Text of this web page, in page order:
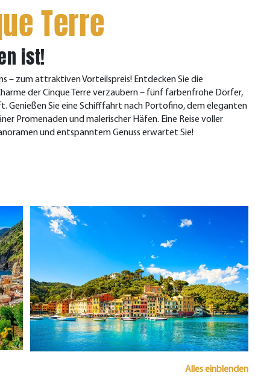
Terre
ist!
– zum attraktiven Vorteilspreis! Entdecken Sie die
der Cinque Terre verzaubern – fünf farbenfrohe Dörfer,
Genießen Sie eine Schifffahrt nach Portofino, dem eleganten
Promenaden und malerischer Häfen. Eine Reise voller
und entspanntem Genuss erwartet Sie!
Alles einblenden